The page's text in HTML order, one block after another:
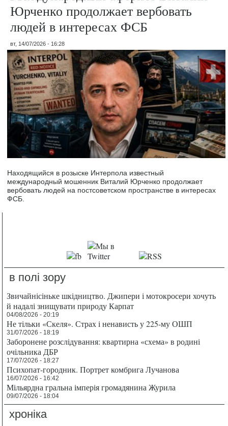
Юрченко продолжает вербовать
людей в интересах ФСБ
вт, 14/07/2026 - 16:28
Находящийся в розыске Интерпола известный
международный мошенник Виталий Юрченко продолжает
вербовать людей на постсоветском пространстве в интересах
ФСБ.
в полі зору
Звичайнісіньке шкідництво. Джипери і мотокросери хочуть
й надалі знищувати природу Карпат
04/08/2026 - 20:19
Не тільки «Скеля». Страх і ненависть у 225-му ОШП
31/07/2026 - 18:19
Заборонене розслідування: квартирна «схема» в родині
очільника ДБР
17/07/2026 - 18:27
Психопат-городник. Портрет комбрига Лучанова
16/07/2026 - 16:42
Мільярдна гральна імперія громадянина Журила
09/07/2026 - 18:04
хроніка